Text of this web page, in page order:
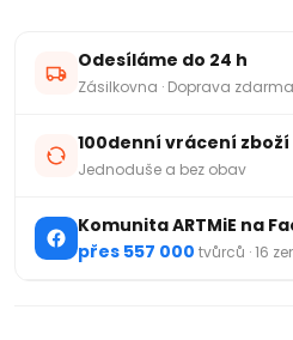
Odesíláme do 24 h
Zásilkovna · Doprava
100denní vrácení
Jednoduše a bez obav
Komunita ARTMiE na
přes 557 000 tvůrců · 16